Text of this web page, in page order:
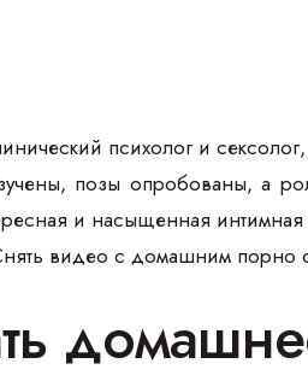
психолог и сексолог,
позы опробованы, а
и насыщенная интимная
видео с домашним порно